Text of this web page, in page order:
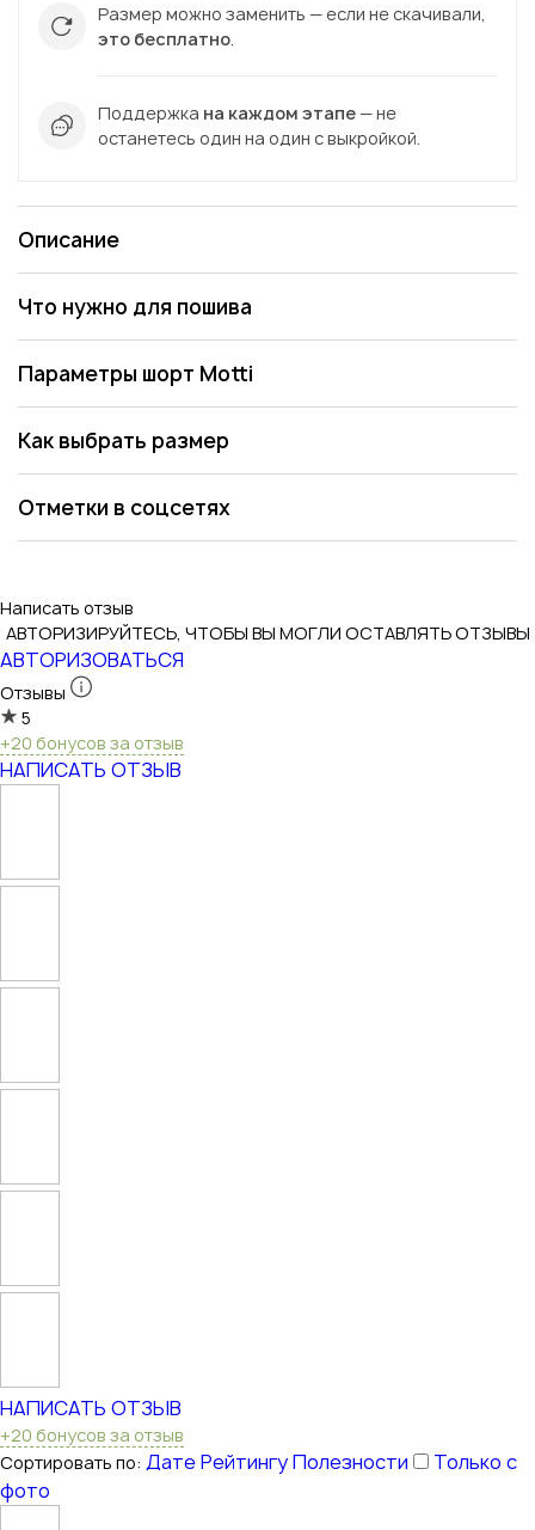
Размер можно заменить — если не скачивали,
это бесплатно.
Поддержка на каждом этапе — не
останетесь один на один с выкройкой.
Описание
Что нужно для пошива
Параметры шорт Motti
Как выбрать размер
Отметки в соцсетях
Написать отзыв
АВТОРИЗИРУЙТЕСЬ, ЧТОБЫ ВЫ МОГЛИ ОСТАВЛЯТЬ ОТЗЫВЫ
АВТОРИЗОВАТЬСЯ
Отзывы
5
+20 бонусов за отзыв
НАПИСАТЬ ОТЗЫВ
НАПИСАТЬ ОТЗЫВ
+20 бонусов за отзыв
Сортировать по: ДатеРейтингуПолезности
Только с
фото